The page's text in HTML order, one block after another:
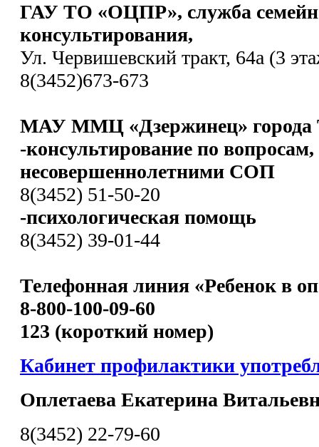
ГАУ ТО «ОЦПР», служба
консультирования,
Ул. Червишевский тракт, 64а (3
8(3452)673-673
МАУ ММЦ «Дзержинец» города
-консультирование по
несовершеннолетними СОП
8(3452) 51-50-20
-психологическая помощь
8(3452) 39-01-44
Телефонная линия «Ребенок в
8-800-100-09-60
123 (короткий номер)
Кабинет профилактики
Оплетаева Екатерина
8(3452) 22-79-60